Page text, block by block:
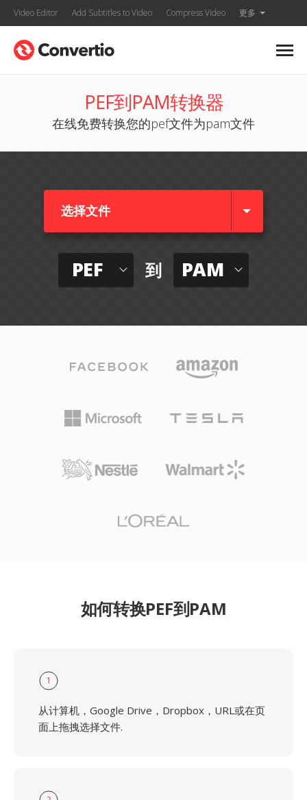
Video Editor Add Subtitles to Video Compress Video 更多
PEF到PAM转换器
在线免费转换您的pef文件为pam文件
选择文件
PEF 到 PAM
如何转换PEF到PAM
1
从计算机，Google Drive，Dropbox，URL或在页
面上拖拽选择文件.